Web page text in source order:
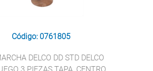
Código: 0761805
DELCO DD STD DELCO
3 PIEZAS TAPA, CENTRO,